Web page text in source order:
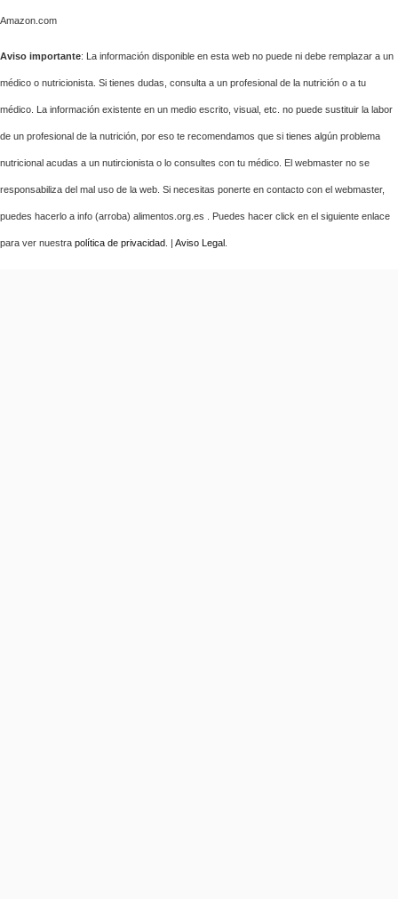
Amazon.com
Aviso importante: La información disponible en esta web no puede ni debe remplazar a un
médico o nutricionista. Si tienes dudas, consulta a un profesional de la nutrición o a tu
médico. La información existente en un medio escrito, visual, etc. no puede sustituir la labor
de un profesional de la nutrición, por eso te recomendamos que si tienes algún problema
nutricional acudas a un nutircionista o lo consultes con tu médico. El webmaster no se
responsabiliza del mal uso de la web. Si necesitas ponerte en contacto con el webmaster,
puedes hacerlo a info (arroba) alimentos.org.es . Puedes hacer click en el siguiente enlace
para ver nuestra política de privacidad . | Aviso Legal